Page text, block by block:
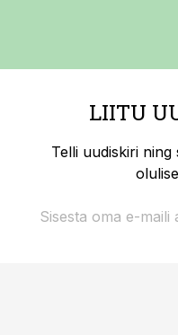
LIITU
Telli uudiskiri ning